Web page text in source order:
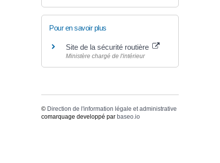
Pour en savoir plus
Site de la sécurité routière
Ministère chargé de l'intérieur
© Direction de l'information légale et administrative
comarquage developpé par baseo.io